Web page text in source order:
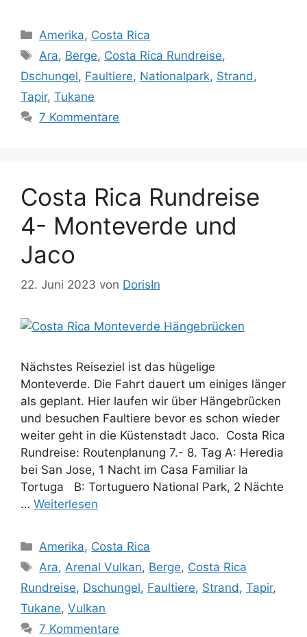
Kategorien
Amerika, Costa Rica
Schlagwörter
Ara, Berge, Costa Rica Rundreise,
Dschungel, Faultiere, Nationalpark, Strand ,
Tapir, Tukane
7 Kommentare
Costa Rica Rundreise
4- Monteverde und
Jaco
22. Juni 2023 von DorisIn
Nächstes Reiseziel ist das hügelige
Monteverde. Die Fahrt dauert um einiges länger
als geplant. Hier laufen wir über Hängebrücken
und besuchen Faultiere bevor es schon wieder
weiter geht in die Küstenstadt Jaco. Costa Rica
Rundreise: Routenplanung 7.- 8. Tag A: Heredia
bei San Jose, 1 Nacht im Casa Familiar la
Tortuga B: Tortuguero National Park, 2 Nächte
… Weiterlesen
Kategorien
Amerika, Costa Rica
Schlagwörter
Ara,Arenal Vulkan, Berge, Costa Rica
Rundreise, Dschungel, Faultiere, Strand, Tapir,
Tukane, Vulkan
7 Kommentare